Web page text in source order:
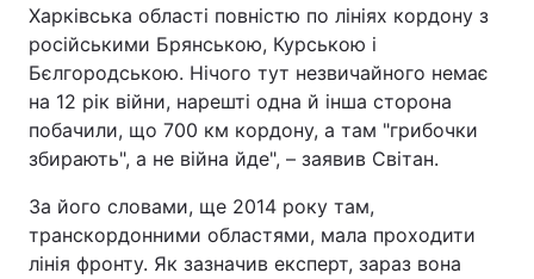
Здоров'я Туризм
Цікавинки Погода
Екологія Регіони
Відео з Youtube Статті
Харківська області повністю по лініях кордону з
російськими Брянською, Курською і
Бєлгородською. Нічого тут незвичайного немає
на 12 рік війни, нарешті одна й інша сторона
побачили, що 700 км кордону, а там "грибочки
збирають", а не війна йде", – заявив Світан.
За його словами, ще 2014 року там,
транскордонними областями, мала проходити
лінія фронту. Як зазначив експерт, зараз вона